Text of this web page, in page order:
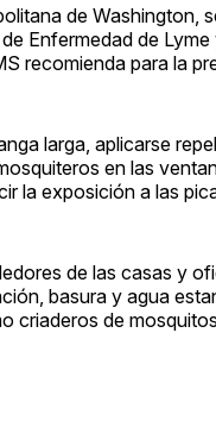
de Washington,
Enfermedad de Lyme
recomienda para la
larga, aplicarse
en las
la exposición a las
de las casas y
basura y agua
criaderos de